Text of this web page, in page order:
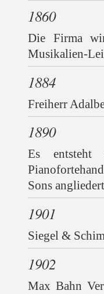
1860
Die Firma
Musikalien-
1884
Freiherr
1890
Es
Sons
1901
Siegel &
1902
Max Bahn